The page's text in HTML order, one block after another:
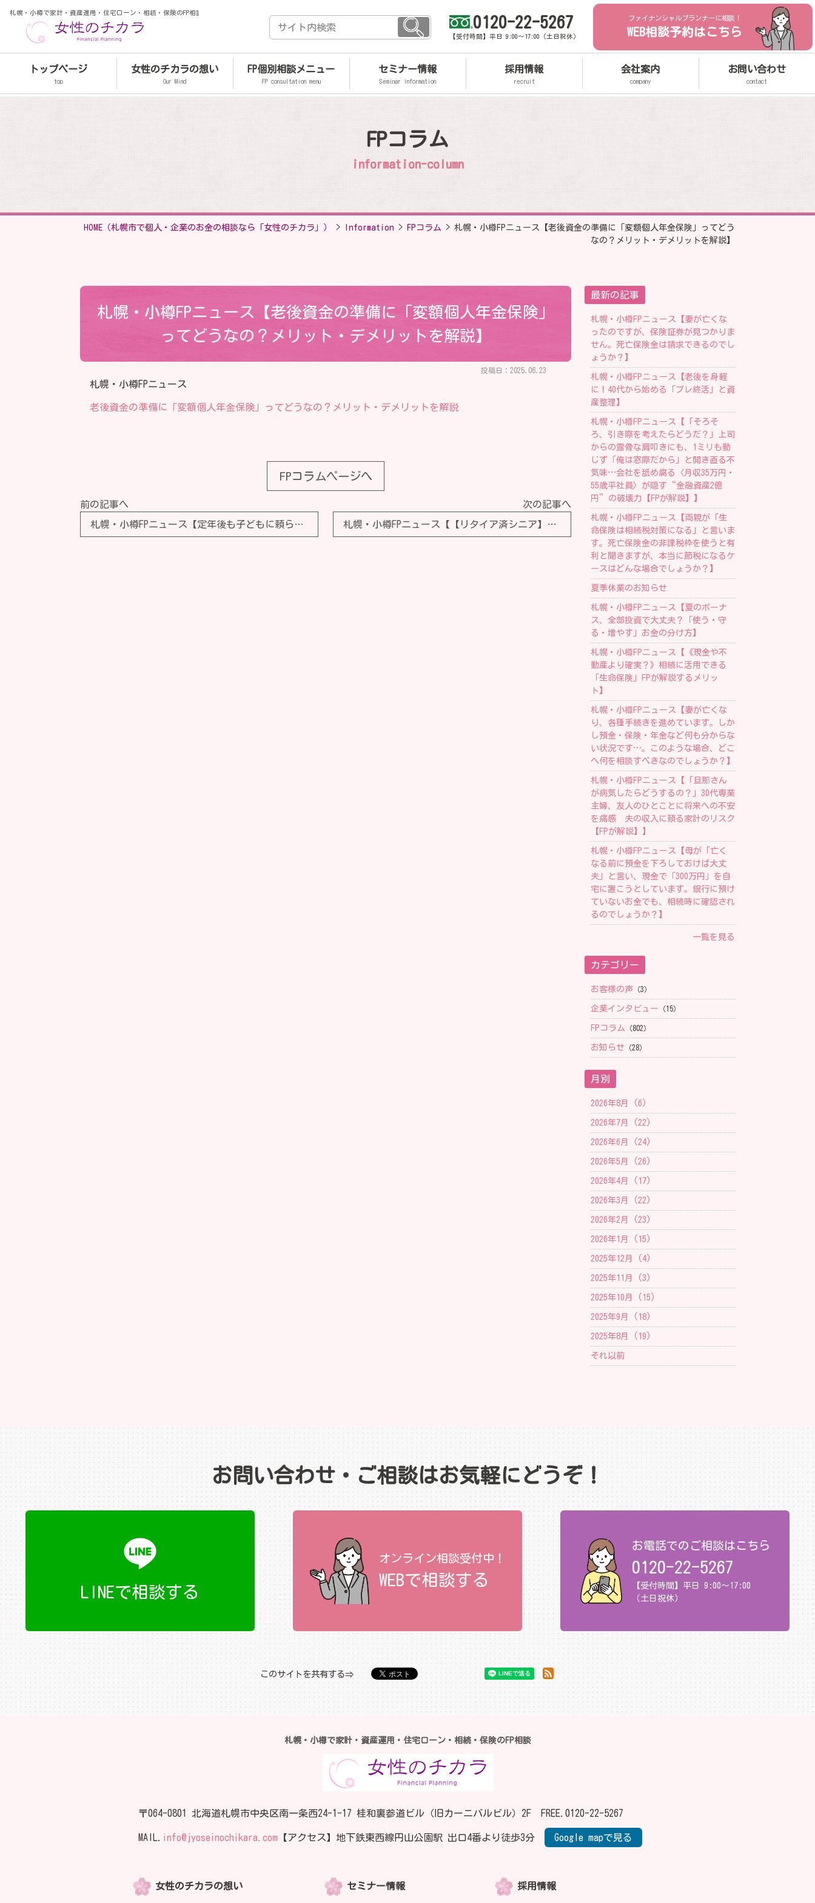
札幌・小樽で家計・資産運用・住宅ローン・相続・保険のFP相談
0120-22-5267
【受付時間】平日 9:00～17:00（土日祝休）
ファイナンシャルプランナーに相談！
WEB相談予約はこちら
トップページ
top
女性のチカラの想い
Our Mind
FP個別相談メニュー
FP consultation menu
セミナー情報
Seminar information
採用情報
recruit
会社案内
company
お問い合わせ
contact
FPコラム
information-column
HOME （札幌市で個人・企業のお金の相談なら「女性のチカラ」） > Information > FPコラム > 札幌・小樽FPニュース【老後資金の準備に「変額個人年金保険」ってどう
なの？メリット・デメリットを解説】
札幌・小樽FPニュース【老後資金の準備に「変額個人年金保険」
ってどうなの？メリット・デメリットを解説】
投稿日：2025.06.23
札幌・小樽FPニュース
老後資金の準備に「変額個人年金保険」ってどうなの？メリット・デメリットを解説
FPコラムページへ
前の記事へ
札幌・小樽FPニュース【定年後も子どもに頼らず、自分で働いて稼いでいく予定です。友人から「年金が減らない程度にしないと損だよ」と言われたのですが、そんなに減りやすいのでしょうか？】
次の記事へ
札幌・小樽FPニュース【【リタイア済シニア】みんなの「1ヵ月の生活費・平均貯蓄額」はいくら？国民年金と厚生年金の平均月額もチェック】
最新の記事
札幌・小樽FPニュース【妻が亡くな
ったのですが、保険証券が見つかりま
せん。死亡保険金は請求できるのでし
ょうか？】
札幌・小樽FPニュース【老後を身軽
に！40代から始める「プレ終活」と資
産整理】
札幌・小樽FPニュース【「そろそ
ろ、引き際を考えたらどうだ？」上司
からの露骨な肩叩きにも、1ミリも動
じず「俺は窓際だから」と開き直る不
気味…会社を舐め腐る〈月収35万円・
55歳平社員〉が隠す“金融資産2億
円”の破壊力【FPが解説】】
札幌・小樽FPニュース【両親が「生
命保険は相続税対策になる」と言いま
す。死亡保険金の非課税枠を使うと有
利と聞きますが、本当に節税になるケ
ースはどんな場合でしょうか？】
夏季休業のお知らせ
札幌・小樽FPニュース【夏のボーナ
ス、全部投資で大丈夫？「使う・守
る・増やす」お金の分け方】
札幌・小樽FPニュース【《現金や不
動産より確実？》相続に活用できる
「生命保険」FPが解説するメリッ
ト】
札幌・小樽FPニュース【妻が亡くな
り、各種手続きを進めています。しか
し預金・保険・年金など何も分からな
い状況です…。このような場合、どこ
へ何を相談すべきなのでしょうか？】
札幌・小樽FPニュース【「旦那さん
が病気したらどうするの？」30代専業
主婦、友人のひとことに将来への不安
を痛感 夫の収入に頼る家計のリスク
【FPが解説】】
札幌・小樽FPニュース【母が「亡く
なる前に預金を下ろしておけば大丈
夫」と言い、現金で「300万円」を自
宅に置こうとしています。銀行に預け
ていないお金でも、相続時に確認され
るのでしょうか？】
一覧を見る
カテゴリー
お客様の声 （3）
企業インタビュー （15）
FPコラム （802）
お知らせ （28）
月別
2026年8月 (6)
2026年7月 (22)
2026年6月 (24)
2026年5月 (26)
2026年4月 (17)
2026年3月 (22)
2026年2月 (23)
2026年1月 (15)
2025年12月 (4)
2025年11月 (3)
2025年10月 (15)
2025年9月 (18)
2025年8月 (19)
それ以前
お問い合わせ・ご相談はお気軽にどうぞ！
LINEで相談する
オンライン相談受付中！
WEBで相談する
お電話でのご相談はこちら
0120-22-5267
【受付時間】平日 9:00～17:00
（土日祝休）
このサイトを共有する
札幌・小樽で家計・資産運用・住宅ローン・相続・保険のFP相談
〒064-0801 北海道札幌市中央区南一条西24-1-17 桂和裏参道ビル（旧カーニバルビル）2F FREE. 0120-22-5267
MAIL. info@jyoseinochikara.com 【アクセス】地下鉄東西線円山公園駅 出口4番より徒歩3分 Google mapで見る
女性のチカラの想い セミナー情報 採用情報